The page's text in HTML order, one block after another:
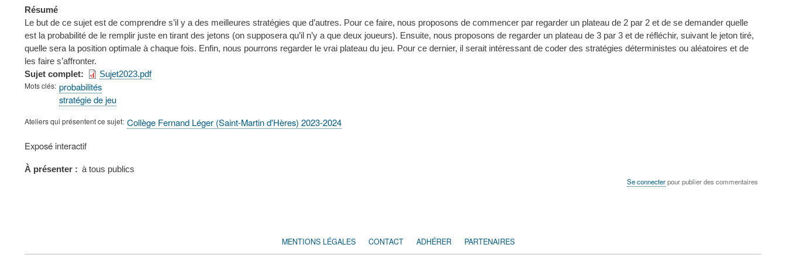
Résumé
Le but de ce sujet est de comprendre s’il y a des meilleures stratégies que d’autres. Pour ce faire, nous proposons de commencer par regarder un plateau de 2 par 2 et de se demander quelle
est la probabilité de le remplir juste en tirant des jetons (on supposera qu’il n’y a que deux joueurs). Ensuite, nous proposons de regarder un plateau de 3 par 3 et de réfléchir, suivant le jeton tiré,
quelle sera la position optimale à chaque fois. Enfin, nous pourrons regarder le vrai plateau du jeu. Pour ce dernier, il serait intéressant de coder des stratégies déterministes ou aléatoires et de
les faire s’affronter.
Sujet complet
Sujet2023.pdf
Mots clés probabilités
stratégie de jeu
Ateliers qui présentent ce sujet Collège Fernand Léger (Saint-Martin d'Hères) 2023-2024
Type
présentation
Exposé interactif
À présenter à tous publics
Se connecterpour publier des commentaires
FOOTER
MENTIONS LÉGALES CONTACT ADHÉRER PARTENAIRES